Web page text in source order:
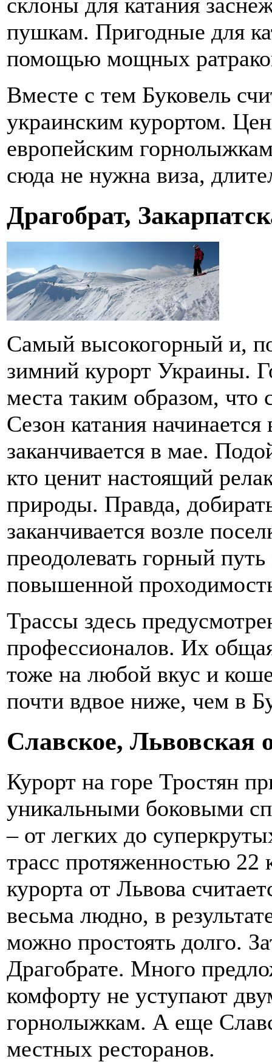
пушкам. Пригодные для
помощью мощных
Вместе с тем Буковель
украинским курортом.
европейским
сюда не нужна виза,
Драгобрат,
Самый высокогорный и,
зимний курорт Украины.
места таким образом, что
Сезон катания
заканчивается в мае.
кто ценит настоящий
природы. Правда,
заканчивается возле
преодолевать горный
повышенной
Трассы здесь
профессионалов. Их
тоже на любой вкус и
почти вдвое ниже, чем в
Славское, Львовская
Курорт на горе Тростян
уникальными боковыми
– от легких до
трасс протяженностью
курорта от Львова
весьма людно, в
можно простоять долго.
Драгобрате. Много
комфорту не уступают
горнолыжкам. А еще
местных ресторанов.